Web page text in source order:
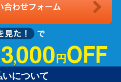
いについて